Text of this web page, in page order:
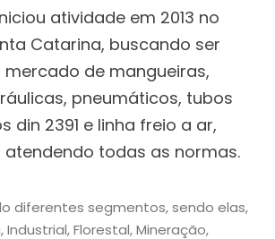
atividade em 2013 no
Catarina, buscando ser
de mangueiras,
pneumáticos, tubos
din 2391 e linha freio a ar,
todas as normas.
diferentes segmentos, sendo elas,
Florestal, Mineração,